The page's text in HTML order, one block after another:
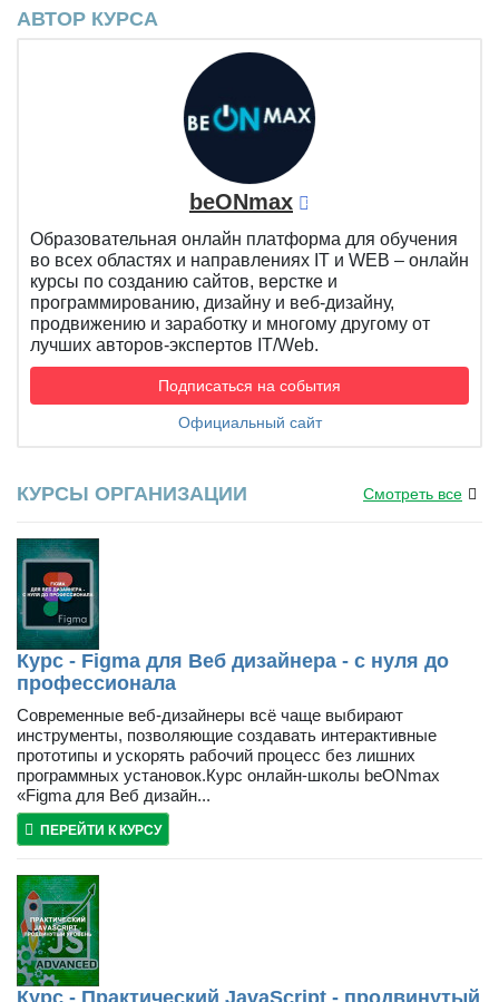
АВТОР КУРСА
beONmax
Образовательная онлайн платформа для обучения
во всех областях и направлениях IT и WEB – онлайн
курсы по созданию сайтов, верстке и
программированию, дизайну и веб-дизайну,
продвижению и заработку и многому другому от
лучших авторов-экспертов IT/Web.
Подписаться на события
Официальный сайт
КУРСЫ ОРГАНИЗАЦИИ Смотреть все
Курс - Figma для Веб дизайнера - с нуля до
профессионала
Современные веб-дизайнеры всё чаще выбирают
инструменты, позволяющие создавать интерактивные
прототипы и ускорять рабочий процесс без лишних
программных установок.Курс онлайн-школы beONmax
«Figma для Веб дизайн...
ПЕРЕЙТИ К КУРСУ
Курс - Практический JavaScript - продвинутый